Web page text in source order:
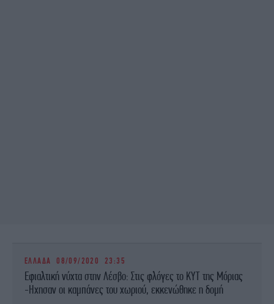
ΕΛΛΑΔΑ 08/09/2020 23:35
Εφιαλτική νύχτα στην Λέσβο: Στις φλόγες το ΚΥΤ της Μόριας
-Ηχησαν οι καμπάνες του χωριού, εκκενώθηκε η δομή